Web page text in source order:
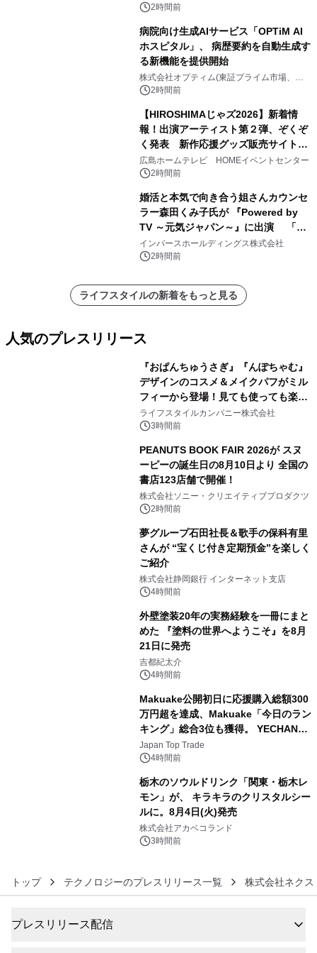
2時間前
病院向け生成AIサービス「OPTiM AI
ホスピタル」、 病歴要約を自動生成す
る新機能を提供開始
株式会社オプティム(東証プライム市場、コ
ード：3694)
2時間前
【HIROSHIMAじゃズ2026】新着情
報！出演アーティスト第２弾、ぞくぞ
く発表 新作応援グッズ販売サイトも
同時オープンします！
広島ホームテレビ HOMEイベントセンター
2時間前
婚活と本気で向き合う姐さんカウンセ
ラー森田くみ子氏が 『Powered by
TV ～元気ジャパン～』に出演 「元
気が出るPower講座」で婚活の「加点
方式」を紹介
インバースホールディングス株式会社
2時間前
ライフスタイルの新着をもっと見る
人気のプレスリリース
『おぱんちゅうさぎ』『んぽちゃむ』
デザインのコスメ＆メイクパフがミル
フィーから登場！見ても使っても楽し
い、ポップでキュートなコレクショ
ン。
ライフスタイルカンパニー株式会社
3時間前
PEANUTS BOOK FAIR 2026が スヌ
ーピーの誕生日の8月10日より 全国の
書店123店舗で開催！
株式会社ソニー・クリエイティブプロダクツ
2時間前
夢グループ石田社長＆歌手の保科有里
さんが “宝くじ付き定期預金”を楽しく
ご紹介
株式会社静岡銀行 インターネット支店
4時間前
外壁塗装20年の実務経験を一冊にまと
めた 『塗料の世界へようこそ』を8月
21日に発売
吉都紀太介
4時間前
Makuake公開初日に応援購入総額300
万円超を達成、Makuake「今日のラン
キング」総合3位も獲得。 YECHAN音
浴シンギングボウル第2弾の大型サイ
ズ（XL・2XL・3XL）を先行販売中
Japan Top Trade
4時間前
栃木のソウルドリンク「関東・栃木レ
モン」が、 キラキラのクリスタルシー
ルに。8月4日(火)発売
株式会社アカベコランド
3時間前
トップ テクノロジーのプレスリリース一覧 株式会社ネクス
プレスリリース配信